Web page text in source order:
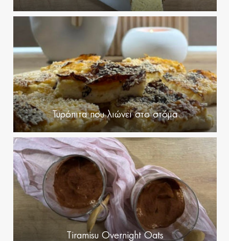
Τυρόπιτα που λιώνει στο στόμα
Tiramisu Overnight Oats